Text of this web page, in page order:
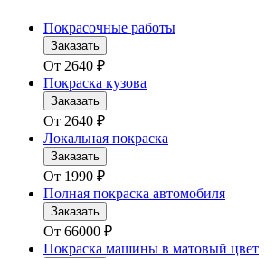
Покрасочные работы
Заказать
От 2640 ₽
Покраска кузова
Заказать
От 2640 ₽
Локальная покраска
Заказать
От 1990 ₽
Полная покраска автомобиля
Заказать
От 66000 ₽
Покраска машины в матовый цвет